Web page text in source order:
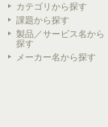
カテゴリから探す
課題から探す
製品／サービス名から
探す
メーカー名から探す